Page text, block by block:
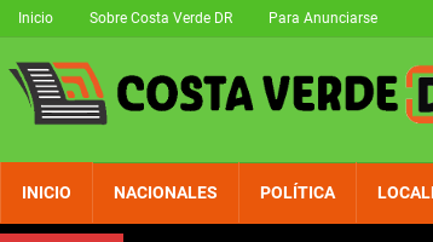
Inicio Sobre Costa Verde DR Para Anunciarse
INICIO NACIONALES POLÍTICA